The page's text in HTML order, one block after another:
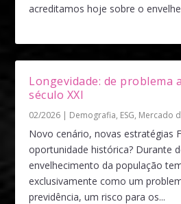
acreditamos hoje sobre o
Longevidade: de problema
século XXI
02/2026 | Demografia, ESG, Mercado
Novo cenário, novas estratégias
oportunidade histórica? Durante
envelhecimento da população
exclusivamente como um
previdência, um risco para os...